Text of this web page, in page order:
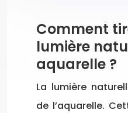
Comment
lumière
aquarelle ?
La lumière
de l’aquarelle.